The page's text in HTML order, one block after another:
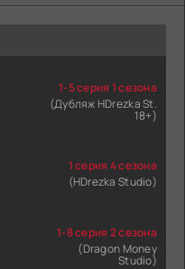
1-5 серия 1 сезона
(Дубляж HDrezka St.
18+)
1 серия 4 сезона
(HDrezka Studio)
1-8 серия 2 сезона
(Dragon Money
Studio)